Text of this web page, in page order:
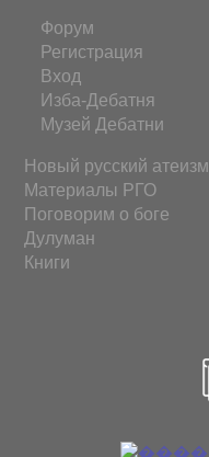
Форум
Регистрация
Вход
Изба-Дебатня
Музей Дебатни
Новый русский атеизм
Материалы РГО
Поговорим о боге
Дулуман
Книги